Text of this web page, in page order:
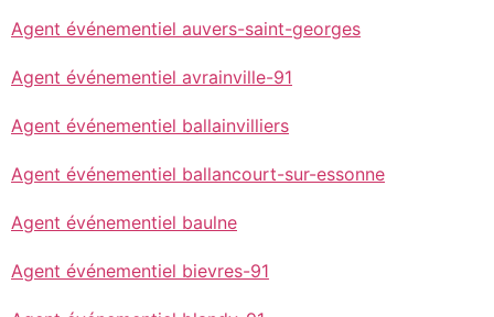
Agent événementiel auvers-saint-georges
Agent événementiel avrainville-91
Agent événementiel ballainvilliers
Agent événementiel ballancourt-sur-essonne
Agent événementiel baulne
Agent événementiel bievres-91